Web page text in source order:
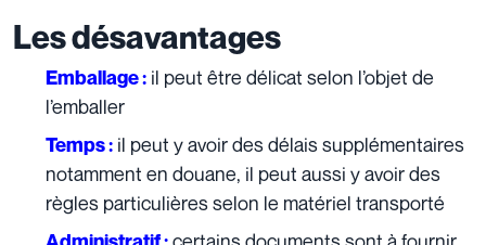
Les désavantages
Emballage : il peut être délicat selon l’objet de
l’emballer
Temps : il peut y avoir des délais supplémentaires
notamment en douane, il peut aussi y avoir des
règles particulières selon le matériel transporté